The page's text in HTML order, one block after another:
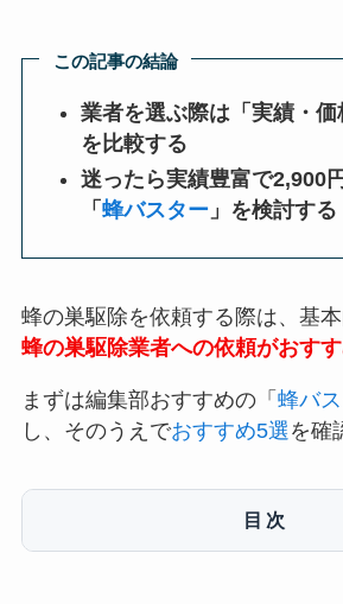
この記事の結論
業者を選ぶ際は「実績・価
を比較する
迷ったら実績豊富で2,900
「蜂バスター 」を検討する
蜂の巣駆除を依頼する際は、基
蜂の巣駆除業者への依頼がおす
まずは編集部おすすめの「 蜂バ
し、そのうえでおすすめ5選 を確
目次